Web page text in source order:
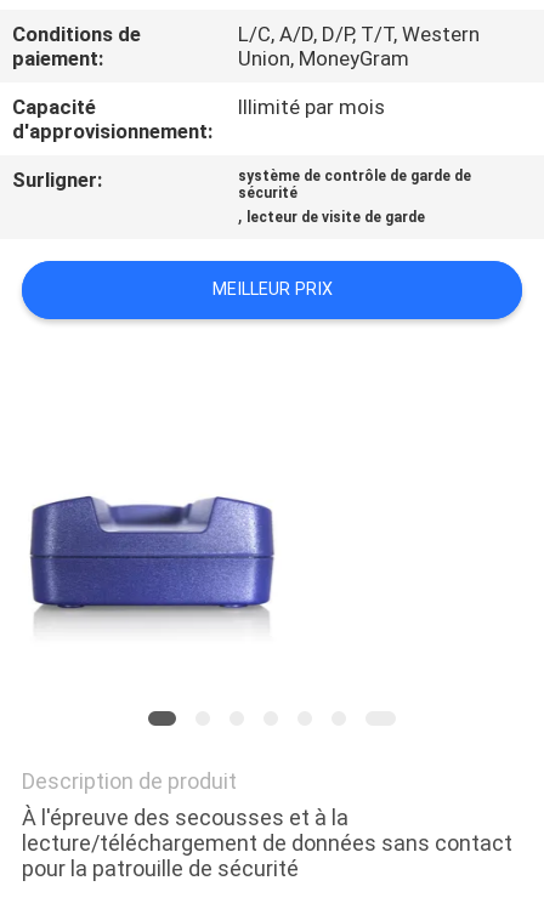
CONTRÔLE
DE
LA
QUALITÉ
NOUS
CONTACTER
PLAN
DU
SITE
MATIÈRE
DE
PROTECTION
Conditions de
paiement:
L/C, A/D, D/P, T/T, Western
Union, MoneyGram
Capacité
d'approvisionnement:
Illimité par mois
Surligner:
système de contrôle de garde de
sécurité
, lecteur de visite de garde
MEILLEUR PRIX
Description de produit
À l'épreuve des secousses et à la
lecture/téléchargement de données sans contact
pour la patrouille de sécurité